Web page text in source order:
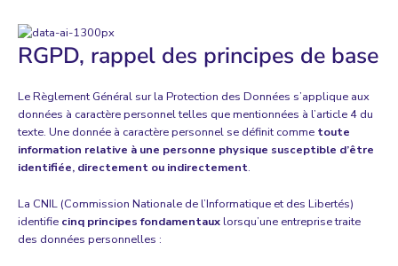
RGPD, rappel des principes de base
Le Règlement Général sur la Protection des Données s’applique aux
données à caractère personneltelles que mentionnées à l’article 4 du
texte. Une donnée à caractère personnel se définit comme toute
information relative à une personne physique susceptible d’être
identifiée, directement ou indirectement.
La CNIL (Commission Nationale de l’Informatique et des Libertés)
identifie cinq principes fondamentauxlorsqu’une entreprise traite
des données personnelles :